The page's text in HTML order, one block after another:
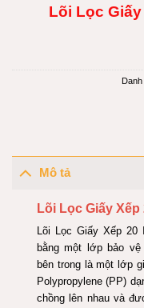
Lõi Lọc
Mô tả
Lõi Lọc Giấy
Lõi Lọc Giấy Xếp 20
bằng một lớp bảo
bên trong là một lớp
Polypropylene (PP)
chồng lên nhau và